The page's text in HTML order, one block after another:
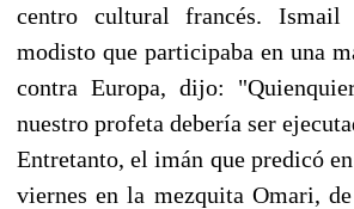
centro cultural francés. Ismail
modisto que participaba en una
contra Europa, dijo:
nuestro profeta debería ser
Entretanto, el imán que predicó
viernes en la mezquita Omari,